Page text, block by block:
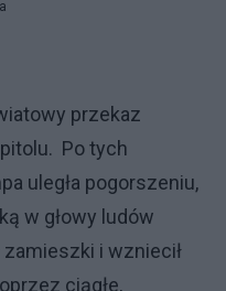
przekaz
Po tych
uległa pogorszeniu,
w głowy ludów
zamieszki i wzniecił
ciągłe,